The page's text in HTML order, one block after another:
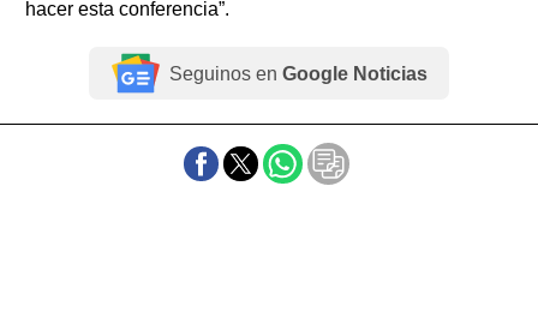
hacer esta conferencia”.
Seguinos en Google Noticias